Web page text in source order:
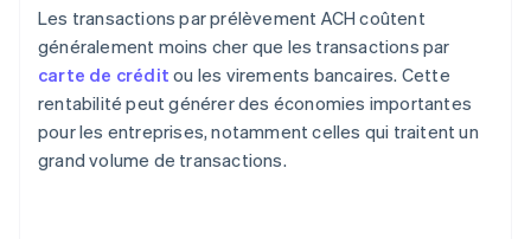
Les transactions par prélèvement ACH coûtent
généralement moins cher que les transactions par
carte de crédit ou les virements bancaires. Cette
rentabilité peut générer des économies importantes
pour les entreprises, notamment celles qui traitent un
grand volume de transactions.